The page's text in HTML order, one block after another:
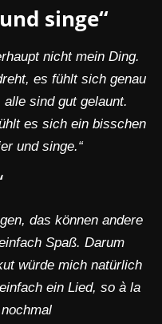
singe“
nicht mein Ding.
es fühlt sich genau
alle sind gut gelaunt.
es sich ein bisschen
und singe.“
das können andere
Spaß. Darum
würde mich natürlich
ein Lied, so à la